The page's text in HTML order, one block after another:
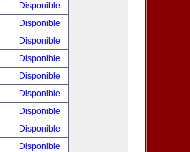
Disponible
Disponible
Disponible
Disponible
Disponible
Disponible
Disponible
Disponible
Disponible